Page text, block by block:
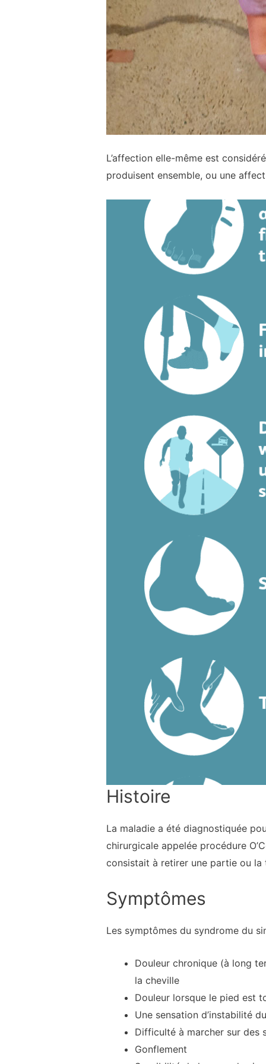
L’affection elle-même est
produisent ensemble, ou une
Histoire
La maladie a été diagnostiquée
chirurgicale appelée procédure
consistait à retirer une partie ou
Symptômes
Les symptômes du syndrome du
Douleur chronique (à long
la cheville
Douleur lorsque le pied est
Une sensation d’instabilité
Difficulté à marcher sur des
Gonflement